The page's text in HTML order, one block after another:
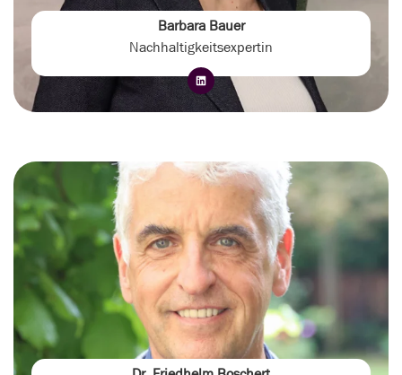
Barbara Bauer
Nachhaltigkeitsexpertin